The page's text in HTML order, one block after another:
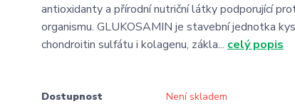
antioxidanty a přírodní nutriční látky podporující
organismu. GLUKOSAMIN je stavební jednotka
chondroitin sulfátu i kolagenu, zákla... celý popis
Dostupnost
Není skladem